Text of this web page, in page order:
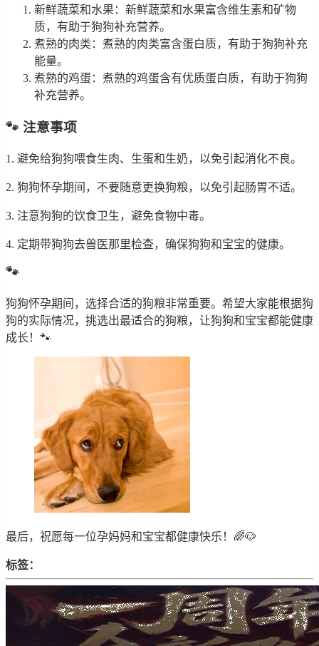
新鲜蔬菜和水果：新鲜蔬菜和水果富含维生素和矿物
质，有助于狗狗补充营养。
煮熟的肉类：煮熟的肉类富含蛋白质，有助于狗狗补充
能量。
煮熟的鸡蛋：煮熟的鸡蛋含有优质蛋白质，有助于狗狗
补充营养。
🐾 注意事项
1. 避免给狗狗喂食生肉、生蛋和生奶，以免引起消化不良。
2. 狗狗怀孕期间，不要随意更换狗粮，以免引起肠胃不适。
3. 注意狗狗的饮食卫生，避免食物中毒。
4. 定期带狗狗去兽医那里检查，确保狗狗和宝宝的健康。
🐾
狗狗怀孕期间，选择合适的狗粮非常重要。希望大家能根据狗
狗的实际情况，挑选出最适合的狗粮，让狗狗和宝宝都能健康
成长！🐾
最后，祝愿每一位孕妈妈和宝宝都健康快乐！🌈🐶
标签：